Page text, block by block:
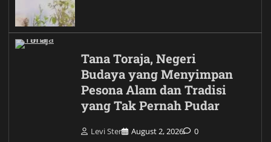
Tana Toraja, Negeri
Budaya yang Menyimpan
Pesona Alam dan Tradisi
yang Tak Pernah Pudar
Levi Ster August 2, 2026 0